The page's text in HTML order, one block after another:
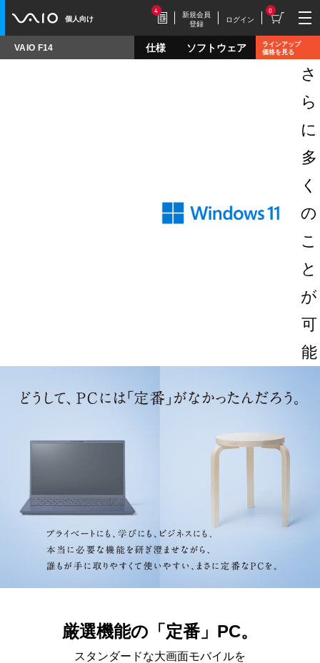
個人向け
4
VAIO F16/F14に、トイ・ストーリーモデル
ル！
新規会員
登録
ログイン
0
VAIO F14 ソフトウェア
仕様
ラインアップ
価格を見る
さ
ら
に
多
く
の
こ
と
が
可
能
厳選機能の「定番」PC。
スタンダードな大画面モバイルを